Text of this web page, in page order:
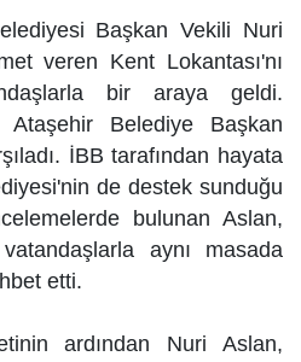
Başkan Vekili Nuri
veren Kent Lokantası'nı
bir araya geldi.
Ataşehir Belediye Başkan
İBB tarafından hayata
de destek sunduğu
bulunan Aslan,
aynı masada
etti.
ardından Nuri Aslan,